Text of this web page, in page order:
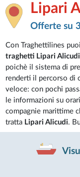
Lipari
Offerte su
Con Traghettilines
traghetti Lipari Alicudi
poichè il sistema di
renderti il percorso di
veloce: con pochi
le informazioni su
compagnie marittime
tratta Lipari Alicudi.